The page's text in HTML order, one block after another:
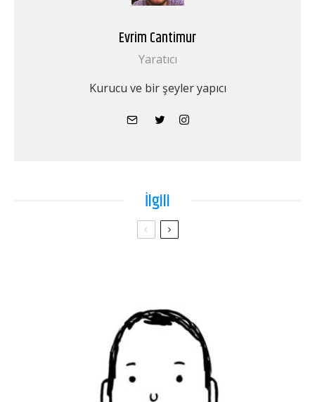
Evrim Cantimur
Yaratıcı
Kurucu ve bir şeyler yapıcı
İlgili